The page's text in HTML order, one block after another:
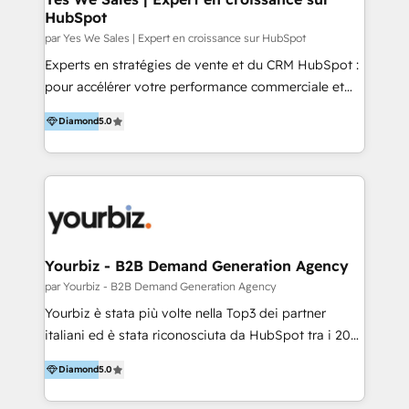
HubSpot
par Yes We Sales | Expert en croissance sur HubSpot
Experts en stratégies de vente et du CRM HubSpot :
pour accélérer votre performance commerciale et
améliorer vos processus métiers. Partenaire certifié,
nous intervenons sur l’ensemble des Hubs
(Marketing, Sales, Service, CMS et Operations) pour
concevoir une architecture cohérente et orientée
de HubSpot : cadrage fonctionnel, paramétrage
Conduite du changement et montée en
compétences : formations opérationnelles et
accompagnement sur mesure pour les équipes
métiers - Data & process : audit de vos données,
et automatisations - Optimisation continue : revue
de performance, support expert, ajustements selon
Diamond5.0
Yourbiz - B2B Demand Generation Agency
par Yourbiz - B2B Demand Generation Agency
Yourbiz è stata più volte nella Top3 dei partner
italiani ed è stata riconosciuta da HubSpot tra i 20
migliori partner EMEA per la gestione del cliente.
Stiamo accompagnando oltre 100 aziende nella
digitalizzazione e ottimizzazione dei processi di
Diamond5.0